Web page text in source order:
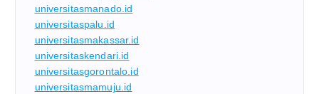
universitasmanado.id
universitaspalu.id
universitasmakassar.id
universitaskendari.id
universitasgorontalo.id
universitasmamuju.id